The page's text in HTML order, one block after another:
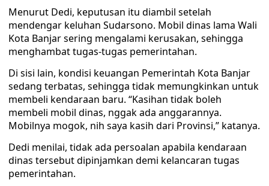
Menurut Dedi, keputusan itu diambil setelah
mendengar keluhan Sudarsono. Mobil dinas lama Wali
Kota Banjar sering mengalami kerusakan, sehingga
menghambat tugas-tugas pemerintahan.
Di sisi lain, kondisi keuangan Pemerintah Kota Banjar
sedang terbatas, sehingga tidak memungkinkan untuk
membeli kendaraan baru. “Kasihan tidak boleh
membeli mobil dinas, nggak ada anggarannya.
Mobilnya mogok, nih saya kasih dari Provinsi,” katanya.
Dedi menilai, tidak ada persoalan apabila kendaraan
dinas tersebut dipinjamkan demi kelancaran tugas
pemerintahan.